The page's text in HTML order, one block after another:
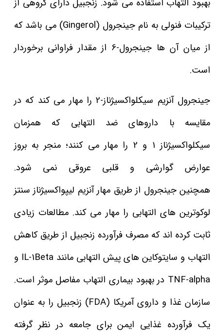
بهبود التهاب استفاده می شود. زنجبیل دارای گروهی از
ترکیبات فنولی به نام جینجرول (Gingerol) می باشد که
از میان آن ها جینجرول-6 از مقدار فراوانی برخوردار
است.
جینجرول آنزیم سیکلواکسیژناز-2 را مهار می کند که در
مقایسه با داروهای ضد التهابی که همزمان
سیکلواکسیژناز 1 و 2 را مهار می کنند؛ منجر به بروز
عوارض گوارشی و قلبی عروقی نمی شود.
همچنین جینجرول از طریق مهار آنزیم لیپواکسیژناز سنتز
لوکوترین های التهابی را مهار می کند. مطالعات زیادی
ثابت کرده اند که مصرف فرآورده زنجبیل از طریق کاهش
التهاب و سایتوکاین های پیش التهابی مانند IL-1Beta و
TNF-alpha در بهبود بیماری التهاب مفاصل موثر است.
سازمان غذا و داروی آمریکا (FDA) زنجبیل را به عنوان
یک فرآورده غذایی ایمن برای جامعه در نظر گرفته